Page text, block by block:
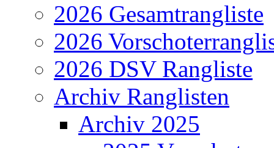
2026 Gesamtrangliste
2026
2026 DSV Rangliste
Archiv Ranglisten
Archiv 2025